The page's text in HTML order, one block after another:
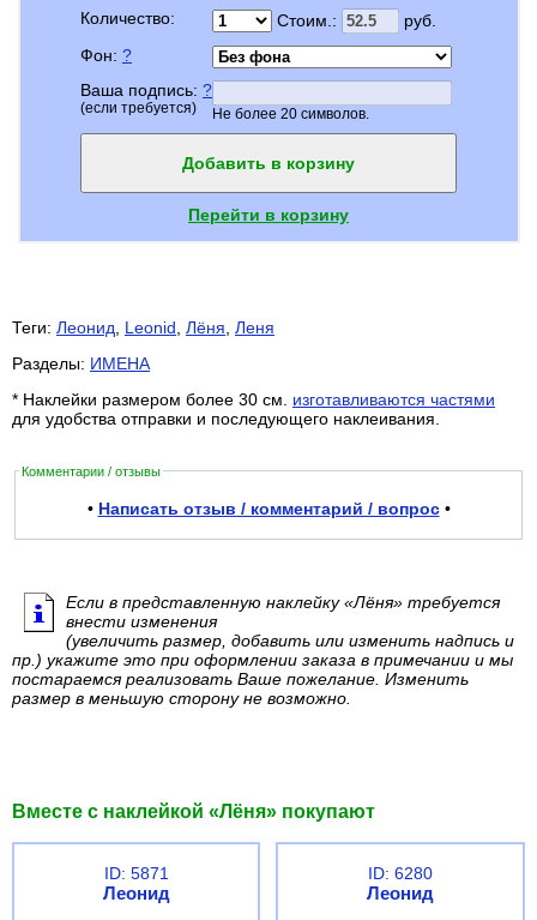
Количество:
Стоим.:
руб.
Фон: ?
Ваша подпись: ?
(если требуется) Не более 20 символов.
Добавить в корзину
Перейти в корзину
Теги: Леонид Leonid Лёня Леня
Разделы: ИМЕНА
* Наклейки размером более 30 см. изготавливаются частями
для удобства отправки и последующего наклеивания.
Комментарии / отзывы
• Написать отзыв / комментарий / вопрос•
Если в представленную наклейку «Лёня» требуется
внести изменения
(увеличить размер, добавить или изменить надпись и
пр.) укажите это при оформлении заказа в примечании и мы
постараемся реализовать Ваше пожелание. Изменить
размер в меньшую сторону не возможно.
Вместе с наклейкой «Лёня» покупают
ID: 5871
Леонид
ID: 6280
Леонид